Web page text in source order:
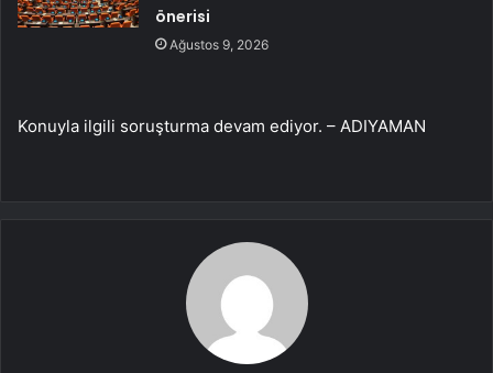
önerisi
Ağustos 9, 2026
Konuyla ilgili soruşturma devam ediyor. – ADIYAMAN